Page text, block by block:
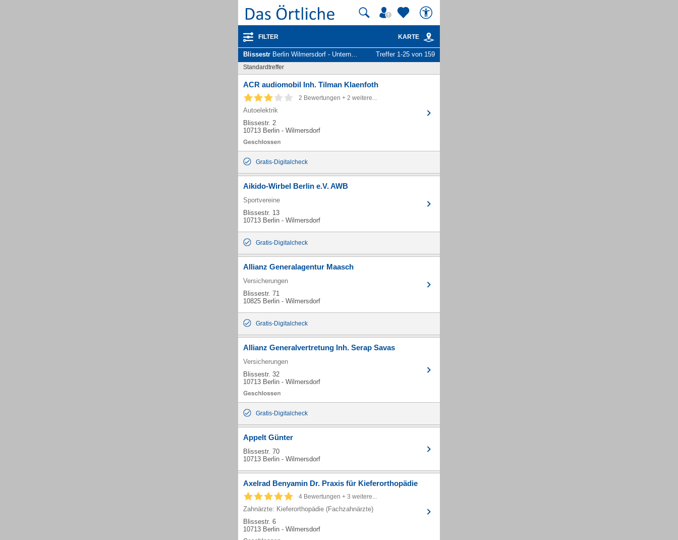
FILTER KARTE
Blissestr Berlin Wilmersdorf - Unternehmen und Personen Treffer 1-25 von 159
Standardtreffer
ACR audiomobil Inh. Tilman Klaenfoth
2 Bewertungen + 2 weitere...
Autoelektrik
Blissestr. 2
10713 Berlin - Wilmersdorf
Gratis-Digitalcheck
Aikido-Wirbel Berlin e.V. AWB
Sportvereine
Blissestr. 13
10713 Berlin - Wilmersdorf
Gratis-Digitalcheck
Allianz Generalagentur Maasch
Versicherungen
Blissestr. 71
10825 Berlin - Wilmersdorf
Gratis-Digitalcheck
Allianz Generalvertretung Inh. Serap Savas
Versicherungen
Blissestr. 32
10713 Berlin - Wilmersdorf
Gratis-Digitalcheck
Appelt Günter
Blissestr. 70
10713 Berlin - Wilmersdorf
Axelrad Benyamin Dr. Praxis für Kieferorthopädie
4 Bewertungen + 3 weitere...
Zahnärzte: Kieferorthopädie (Fachzahnärzte)
Blissestr. 6
10713 Berlin - Wilmersdorf